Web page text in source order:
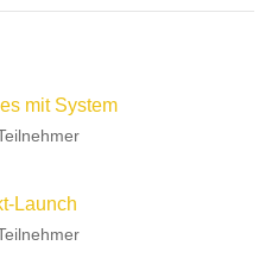
mit System
Launch